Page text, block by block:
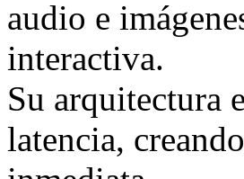
audio e
interactiva.
Su arquitectura
latencia,